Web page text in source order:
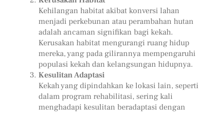
Kehilangan habitat akibat konversi lahan
menjadi perkebunan atau perambahan hutan
adalah ancaman signifikan bagi kekah.
Kerusakan habitat mengurangi ruang hidup
mereka, yang pada gilirannya mempengaruhi
populasi kekah dan kelangsungan hidupnya.
Kesulitan Adaptasi
Kekah yang dipindahkan ke lokasi lain, seperti
dalam program rehabilitasi, sering kali
menghadapi kesulitan beradaptasi dengan